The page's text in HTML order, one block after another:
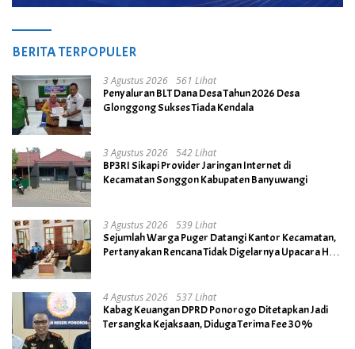
BERITA TERPOPULER
3 Agustus 2026 561 Lihat
Penyaluran BLT Dana Desa Tahun 2026 Desa
Glonggong Sukses Tiada Kendala
3 Agustus 2026 542 Lihat
BP3RI Sikapi Provider Jaringan Internet di
Kecamatan Songgon Kabupaten Banyuwangi
3 Agustus 2026 539 Lihat
Sejumlah Warga Puger Datangi Kantor Kecamatan,
Pertanyakan Rencana Tidak Digelarnya Upacara HUT
4 Agustus 2026 537 Lihat
Kabag Keuangan DPRD Ponorogo Ditetapkan Jadi
Tersangka Kejaksaan, Diduga Terima Fee 30%